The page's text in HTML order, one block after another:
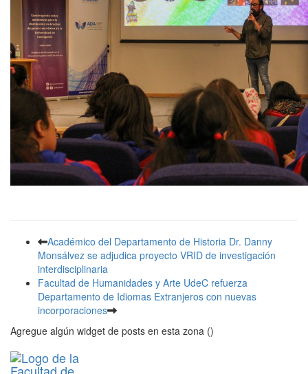
Académico del Departamento de Historia Dr. Danny
Monsálvez se adjudica proyecto VRID de investigación
interdisciplinaria
Facultad de Humanidades y Arte UdeC refuerza
Departamento de Idiomas Extranjeros con nuevas
incorporaciones
Agregue algún widget de posts en esta zona ()